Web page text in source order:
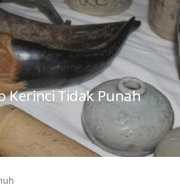
Kerinci Tidak Punah